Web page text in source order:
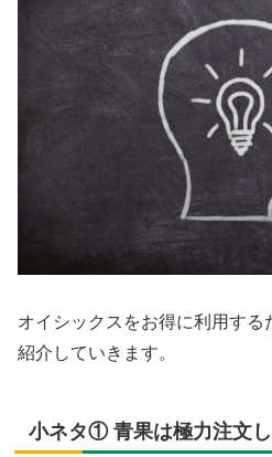
オイシックスをお得に利用する
紹介していきます。
小ネタ① 青果は極力注文